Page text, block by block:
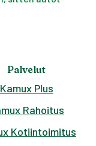
Palvelut
Kamux Plus
Rahoitus
Kotiintoimitus